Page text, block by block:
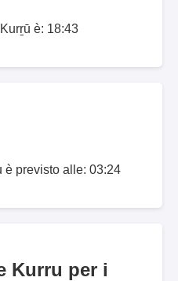
è: 18:43
è previsto alle: 03:24
Kurru per i